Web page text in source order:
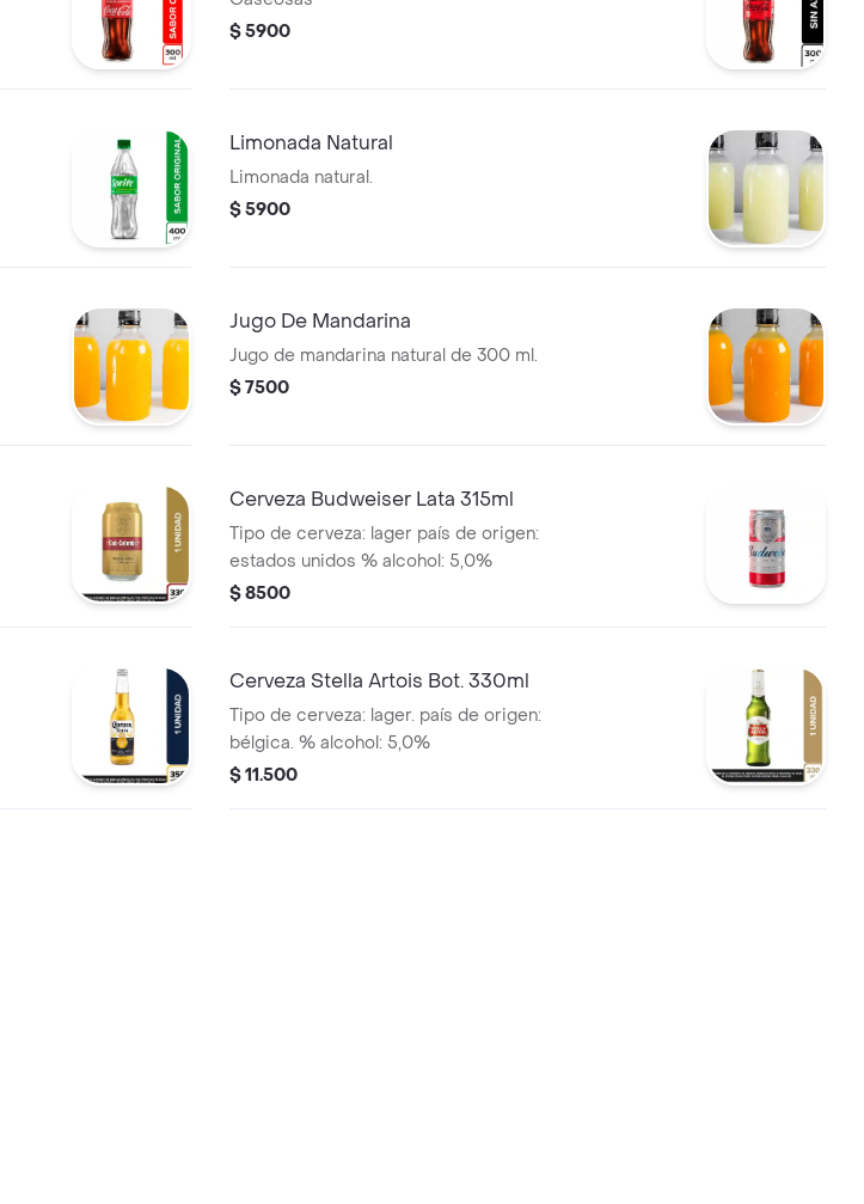
$ 5900
Limonada Natural
Limonada natural.
$ 5900
Jugo De Mandarina
Jugo de mandarina natural de 300 ml.
$ 7500
Cerveza Budweiser Lata 315ml
Tipo de cerveza: lager país de origen:
estados unidos % alcohol: 5,0%
$ 8500
Cerveza Stella Artois Bot. 330ml
Tipo de cerveza: lager. país de origen:
bélgica. % alcohol: 5,0%
$ 11.500